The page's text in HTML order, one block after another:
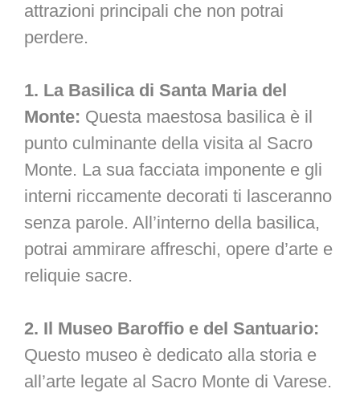
attrazioni principali che non potrai
perdere.
1. La Basilica di Santa Maria del
Monte: Questa maestosa basilica è il
punto culminante della visita al Sacro
Monte. La sua facciata imponente e gli
interni riccamente decorati ti lasceranno
senza parole. All’interno della basilica,
potrai ammirare affreschi, opere d’arte e
reliquie sacre.
2. Il Museo Baroffio e del Santuario:
Questo museo è dedicato alla storia e
all’arte legate al Sacro Monte di Varese.